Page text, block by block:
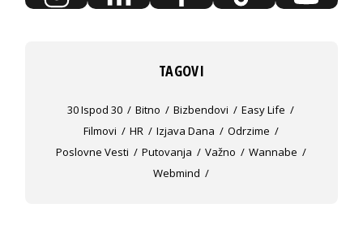
TAGOVI
30 Ispod 30 Bitno Bizbendovi
Easy Life
Filmovi
HR Izjava Dana
Odrzime
Poslovne Vesti
Putovanja Važno
Wannabe
Webmind